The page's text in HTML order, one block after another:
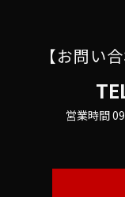
【お問い
営業時間